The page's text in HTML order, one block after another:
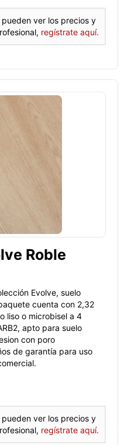
ver los precios y
regístrate aquí.
Roble
Evolve, suelo
cuenta con 2,32
liso o microbisel a 4
apto para suelo
con poro
de garantía para uso
ver los precios y
regístrate aquí.